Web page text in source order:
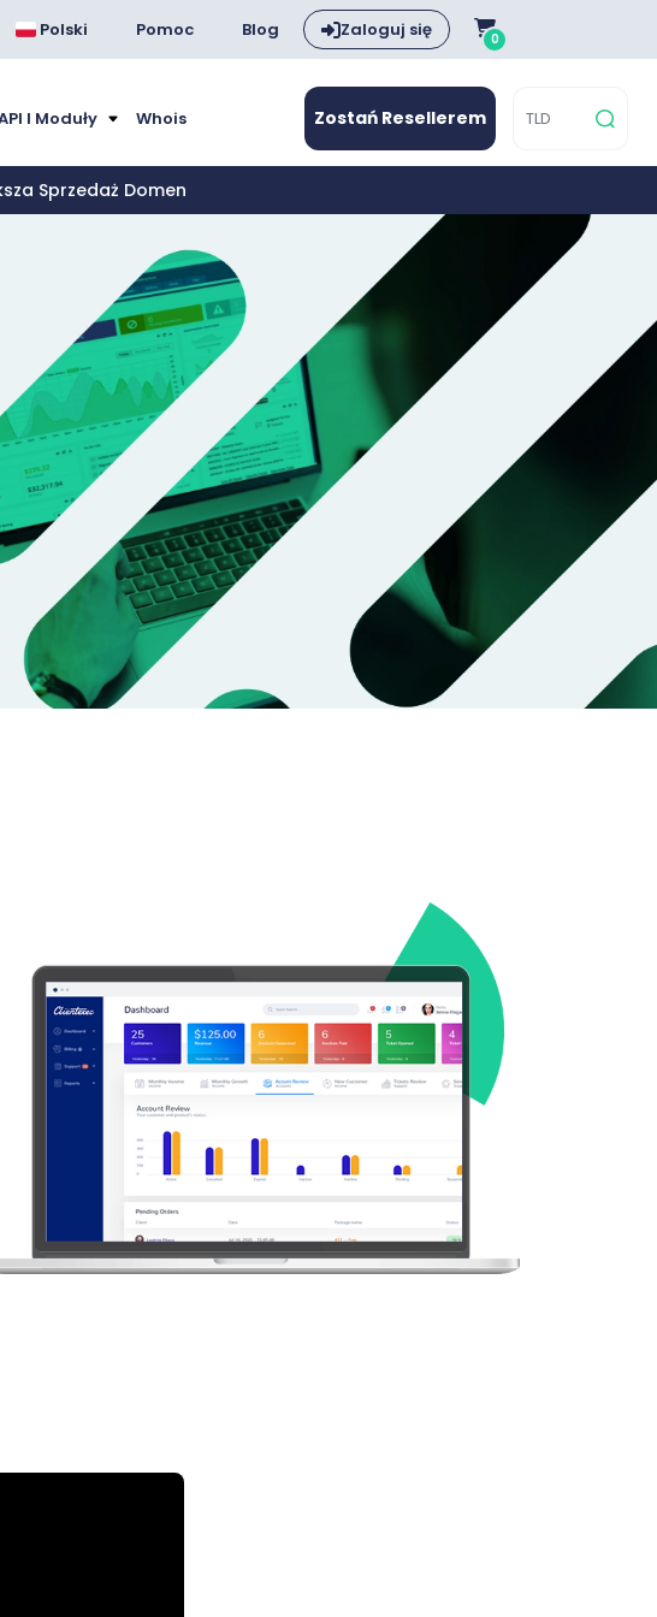
Polski Pomoc Blog Zaloguj się 0
I Moduły Whois Zostań Resellerem
Sprzedaż Domen